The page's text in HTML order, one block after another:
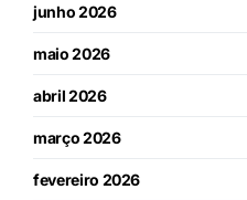
junho 2026
maio 2026
abril 2026
março 2026
fevereiro 2026